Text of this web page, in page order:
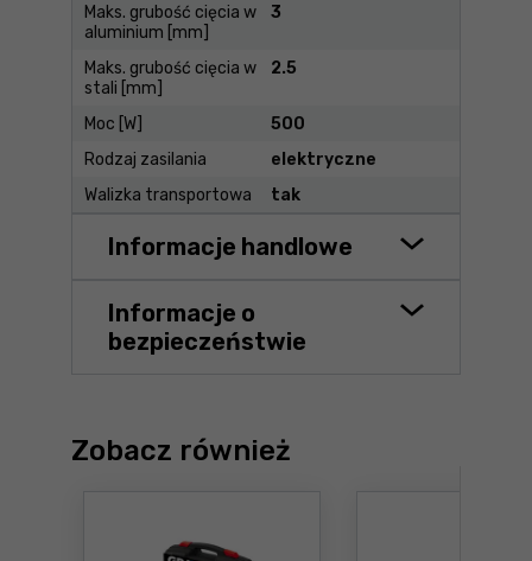
Maks. grubość cięcia w
aluminium [mm]
3
Maks. grubość cięcia w
stali [mm]
2.5
Moc [W]
500
Rodzaj zasilania
elektryczne
Walizka transportowa
tak
Informacje handlowe
Informacje o
bezpieczeństwie
Zobacz również